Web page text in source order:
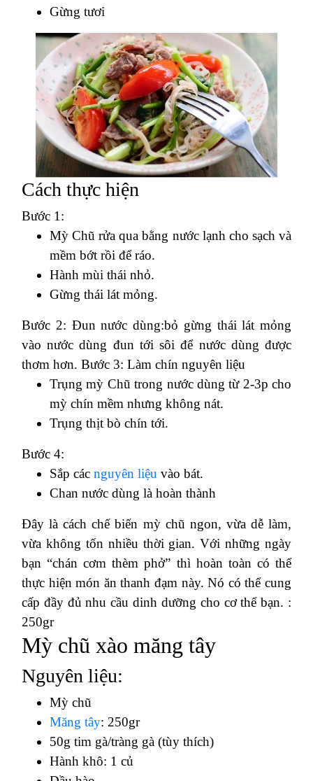
Gừng tươi
Cách thực hiện
Bước 1:
Mỳ Chũ rửa qua bằng nước lạnh cho sạch và
mềm bớt rồi để ráo.
Hành mùi thái nhỏ.
Gừng thái lát mỏng.
Bước 2: Đun nước dùng:bỏ gừng thái lát mỏng
vào nước dùng đun tới sôi để nước dùng được
thơm hơn. Bước 3: Làm chín nguyên liệu
Trụng mỳ Chũ trong nước dùng từ 2-3p cho
mỳ chín mềm nhưng không nát.
Trụng thịt bò chín tới.
Bước 4:
Sắp các nguyên liệu vào bát.
Chan nước dùng là hoàn thành
Đây là cách chế biến mỳ chũ ngon, vừa dễ làm,
vừa không tốn nhiều thời gian. Với những ngày
bạn “chán cơm thèm phở” thì hoàn toàn có thể
thực hiện món ăn thanh đạm này. Nó có thể cung
cấp đầy đủ nhu cầu dinh dưỡng cho cơ thể bạn. :
250gr
Mỳ chũ xào măng tây
Nguyên liệu:
Mỳ chũ
Măng tây: 250gr
50g tim gà/tràng gà (tùy thích)
Hành khô: 1 củ